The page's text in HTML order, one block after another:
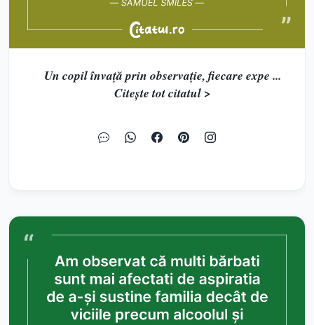
Un copil învață prin observație, fiecare expe ...
Citește tot citatul >